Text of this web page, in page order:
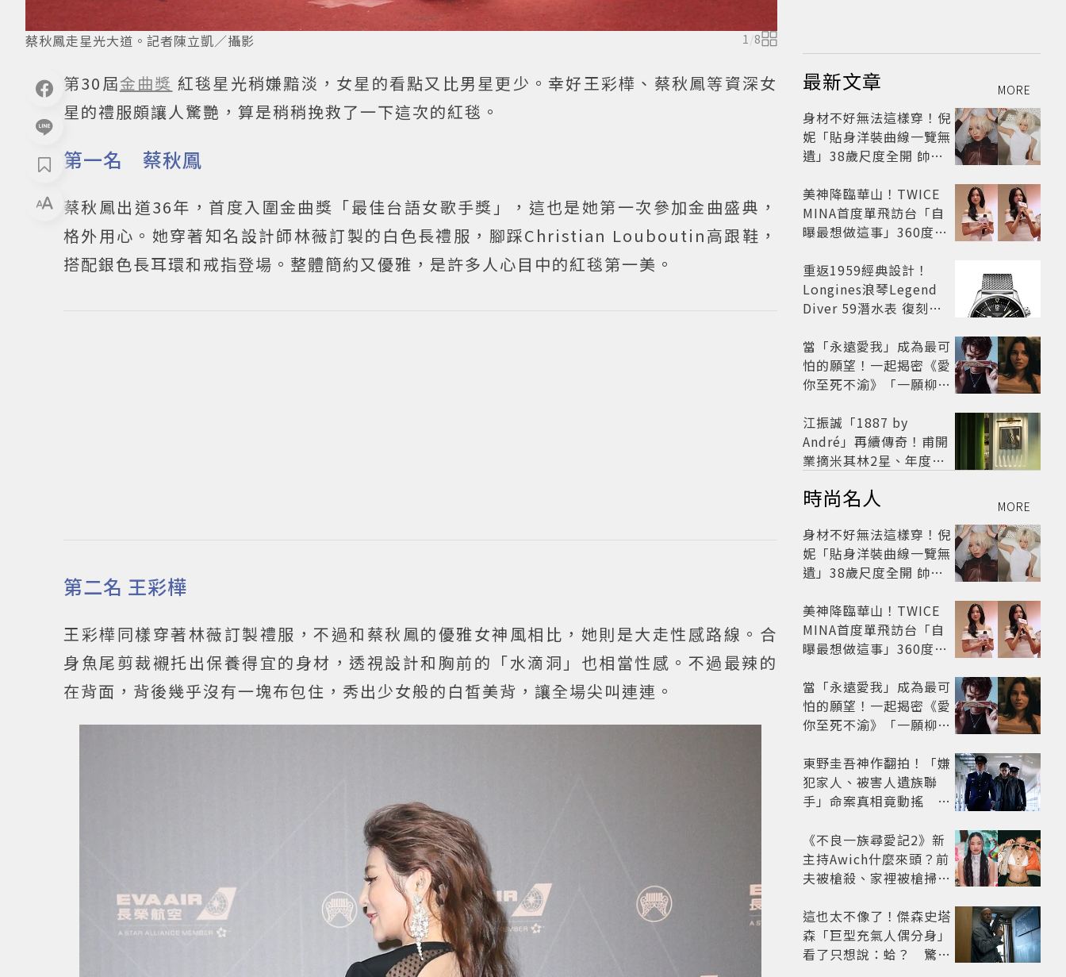
蔡秋鳳走星光大道。記者陳立凱／攝影 1/8
第30屆金曲獎 紅毯星光稍嫌黯淡，女星的看點又比男星更少。幸好王彩樺、蔡秋鳳等資深女
星的禮服頗讓人驚艷，算是稍稍挽救了一下這次的紅毯。
第一名 蔡秋鳳
蔡秋鳳出道36年，首度入圍金曲獎「最佳台語女歌手獎」，這也是她第一次參加金曲盛典，
格外用心。她穿著知名設計師林薇訂製的白色長禮服，腳踩Christian Louboutin高跟鞋，
搭配銀色長耳環和戒指登場。整體簡約又優雅，是許多人心目中的紅毯第一美。
第二名 王彩樺
王彩樺同樣穿著林薇訂製禮服，不過和蔡秋鳳的優雅女神風相比，她則是大走性感路線。合
身魚尾剪裁襯托出保養得宜的身材，透視設計和胸前的「水滴洞」也相當性感。不過最辣的
在背面，背後幾乎沒有一塊布包住，秀出少女般的白皙美背，讓全場尖叫連連。
最新文章 MORE
身材不好無法這樣穿！倪
妮「貼身洋裝曲線一覽無
遺」38歲尺度全開 帥氣
美神降臨華山！TWICE
MINA首度單飛訪台「自
曝最想做這事」360度0
開
重返1959經典設計！
Longines浪琴Legend
Diver 59潛水表 復刻懷
當「永遠愛我」成為最可
怕的願望！一起揭密《愛
你至死不渝》「一願柳」
路
江振誠「1887 by
André」再續傳奇！甫開
業摘米其林2星、年度開
時尚名人 MORE
身材不好無法這樣穿！倪
妮「貼身洋裝曲線一覽無
遺」38歲尺度全開 帥氣
美神降臨華山！TWICE
MINA首度單飛訪台「自
曝最想做這事」360度0
開
當「永遠愛我」成為最可
怕的願望！一起揭密《愛
你至死不渝》「一願柳」
路
東野圭吾神作翻拍！「嫌
犯家人、被害人遺族聯
手」命案真相竟動搖
框架展開
《不良一族尋愛記2》新
主持Awich什麼來頭？前
夫被槍殺、家裡被槍掃射
馬！
這也太不像了！傑森史塔
森「巨型充氣人偶分身」
看了只想說：蛤？ 驚喜